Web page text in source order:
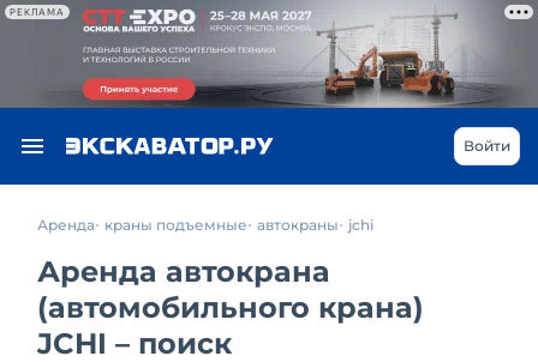
РЕКЛАМА
Войти
Аренда краны подъемные автокраны jchi
Аренда автокрана
(автомобильного крана)
JCHI – поиск